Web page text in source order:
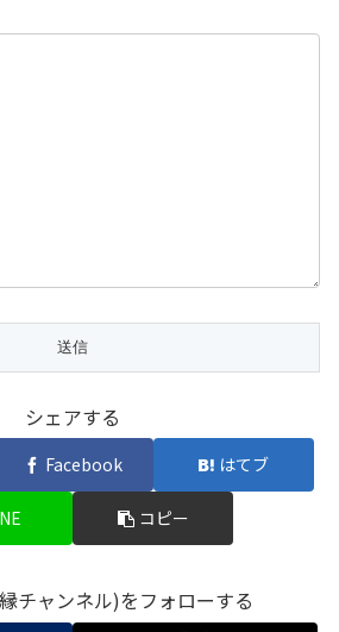
シェアする
Facebook はてブ
コピー
チャンネル)をフォローする